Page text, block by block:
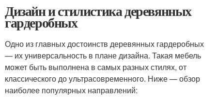
Дизайн и стилистика деревянных
гардеробных
Одно из главных достоинств деревянных гардеробных
— их универсальность в плане дизайна. Такая мебель
может быть выполнена в самых разных стилях, от
классического до ультрасовременного. Ниже — обзор
наиболее популярных направлений: